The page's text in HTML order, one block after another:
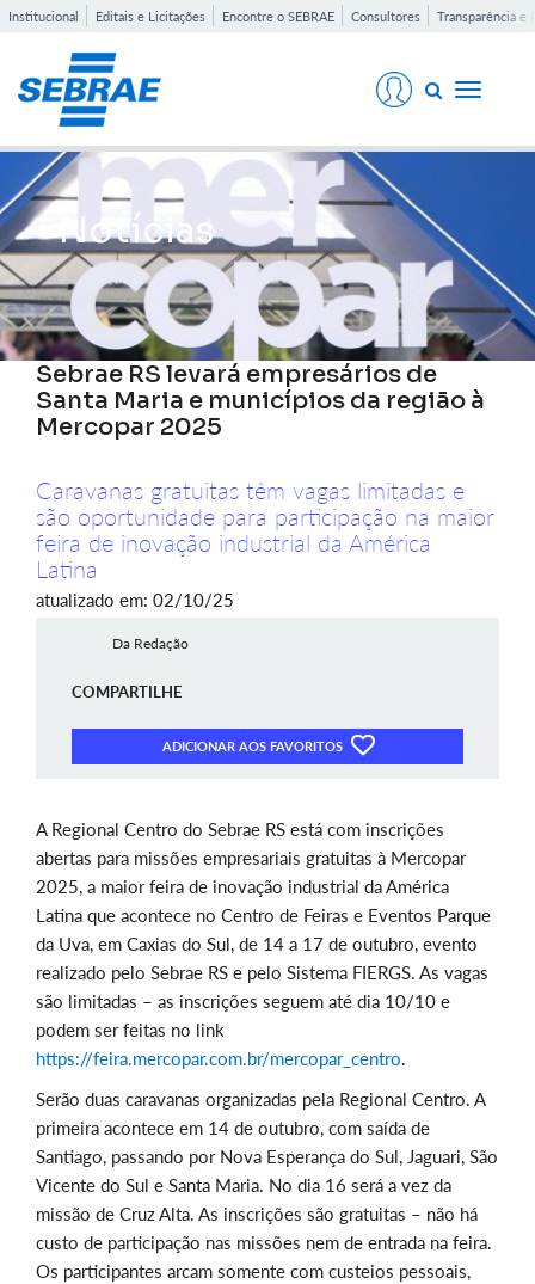
Institucional Editais e Licitações Encontre o SEBRAE Consultores Transparência e
Toggle
Notícias
Sebrae RS levará empresários de
Santa Maria e municípios da região à
Mercopar 2025
Caravanas gratuitas têm vagas limitadas e
são oportunidade para participação na maior
feira de inovação industrial da América
Latina
atualizado em: 02/10/25
Da Redação
COMPARTILHE
ADICIONAR AOS FAVORITOS
A Regional Centro do Sebrae RS está com inscrições
abertas para missões empresariais gratuitas à Mercopar
2025, a maior feira de inovação industrial da América
Latina que acontece no Centro de Feiras e Eventos Parque
da Uva, em Caxias do Sul, de 14 a 17 de outubro, evento
realizado pelo Sebrae RS e pelo Sistema FIERGS. As vagas
são limitadas – as inscrições seguem até dia 10/10 e
podem ser feitas no link
https://feira.mercopar.com.br/mercopar_centro.
Serão duas caravanas organizadas pela Regional Centro. A
primeira acontece em 14 de outubro, com saída de
Santiago, passando por Nova Esperança do Sul, Jaguari, São
Vicente do Sul e Santa Maria. No dia 16 será a vez da
missão de Cruz Alta. As inscrições são gratuitas – não há
custo de participação nas missões nem de entrada na feira.
Os participantes arcam somente com custeios pessoais,